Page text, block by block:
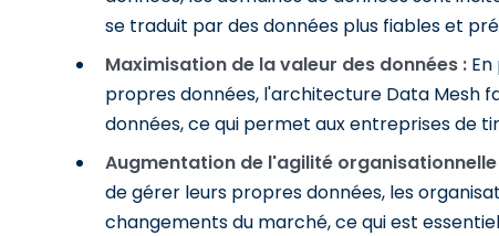
se traduit par des données plus fiables et
Maximisation de la valeur des données :
propres données, l'architecture Data Mesh
données, ce qui permet aux entreprises de
Augmentation de l'agilité organisationnelle
de gérer leurs propres données, les
changements du marché, ce qui est